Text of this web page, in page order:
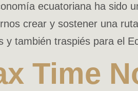
ecuatoriana ha sido
crear y sostener una
y también traspiés para el
Time